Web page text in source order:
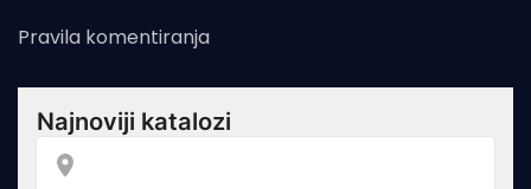
Pravila komentiranja